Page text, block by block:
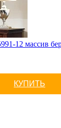
12 массив
КУПИТЬ